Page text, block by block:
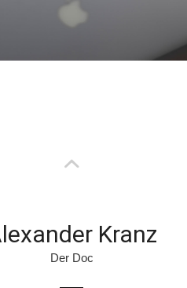
Kranz
Der Doc